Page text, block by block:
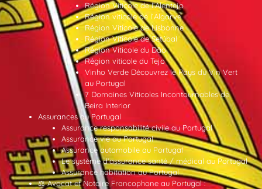
Région Viticole de l’Alentejo
Région viticole de l’Algarve
Région Viticole de Lisbonne
Région Viticole de Setúbal
Région Viticole du Dão
Région viticole du Tejo
Vinho Verde Découvrez le Pays du Vin Vert
au Portugal
7 Domaines Viticoles Incontournables de
Beira Interior
Assurances au Portugal
Assurance responsabilité civile au Portugal
Assurance vie au Portugal
Assurance automobile au Portugal
Le système d’assurance santé / médical au Portugal
Assurance habitation au Portugal
⚖️ Avocat et Notaire Francophone au Portugal :